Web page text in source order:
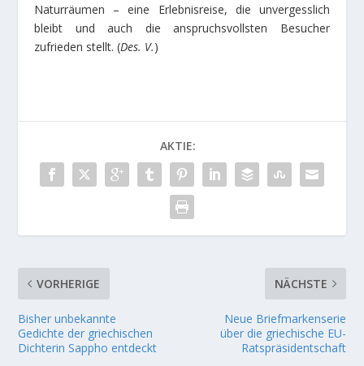
Naturräumen – eine Erlebnisreise, die unvergesslich
bleibt und auch die anspruchsvollsten Besucher
zufrieden stellt. (Des. V.)
AKTIE:
VORHERIGE
Bisher unbekannte
Gedichte der griechischen
Dichterin Sappho entdeckt
NÄCHSTE
Neue Briefmarkenserie
über die griechische EU-
Ratspräsidentschaft